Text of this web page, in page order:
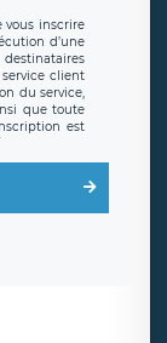
vous inscrire
d’une
client
du service,
que toute
est
RGPD. Les
pouvez
votre